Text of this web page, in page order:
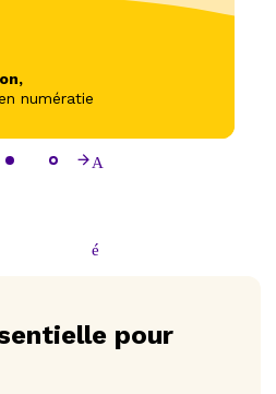
numératie
pour